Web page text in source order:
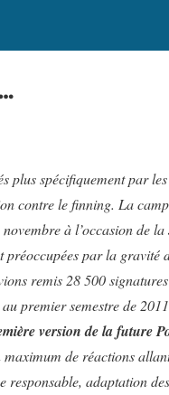
plus spécifiquement par
contre le finning. La
à l’occasion de
par la gravité
remis 28 500
premier semestre de
version de la future
de réactions
adaptation